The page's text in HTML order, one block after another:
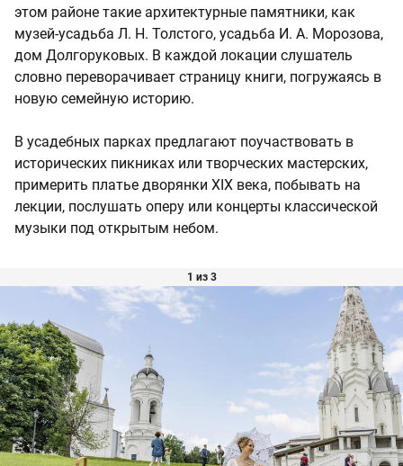
этом районе такие архитектурные памятники, как
музей-усадьба Л. Н. Толстого, усадьба И. А. Морозова,
дом Долгоруковых. В каждой локации слушатель
словно переворачивает страницу книги, погружаясь в
новую семейную историю.
В усадебных парках предлагают поучаствовать в
исторических пикниках или творческих мастерских,
примерить платье дворянки XIX века, побывать на
лекции, послушать оперу или концерты классической
музыки под открытым небом.
1 из 3